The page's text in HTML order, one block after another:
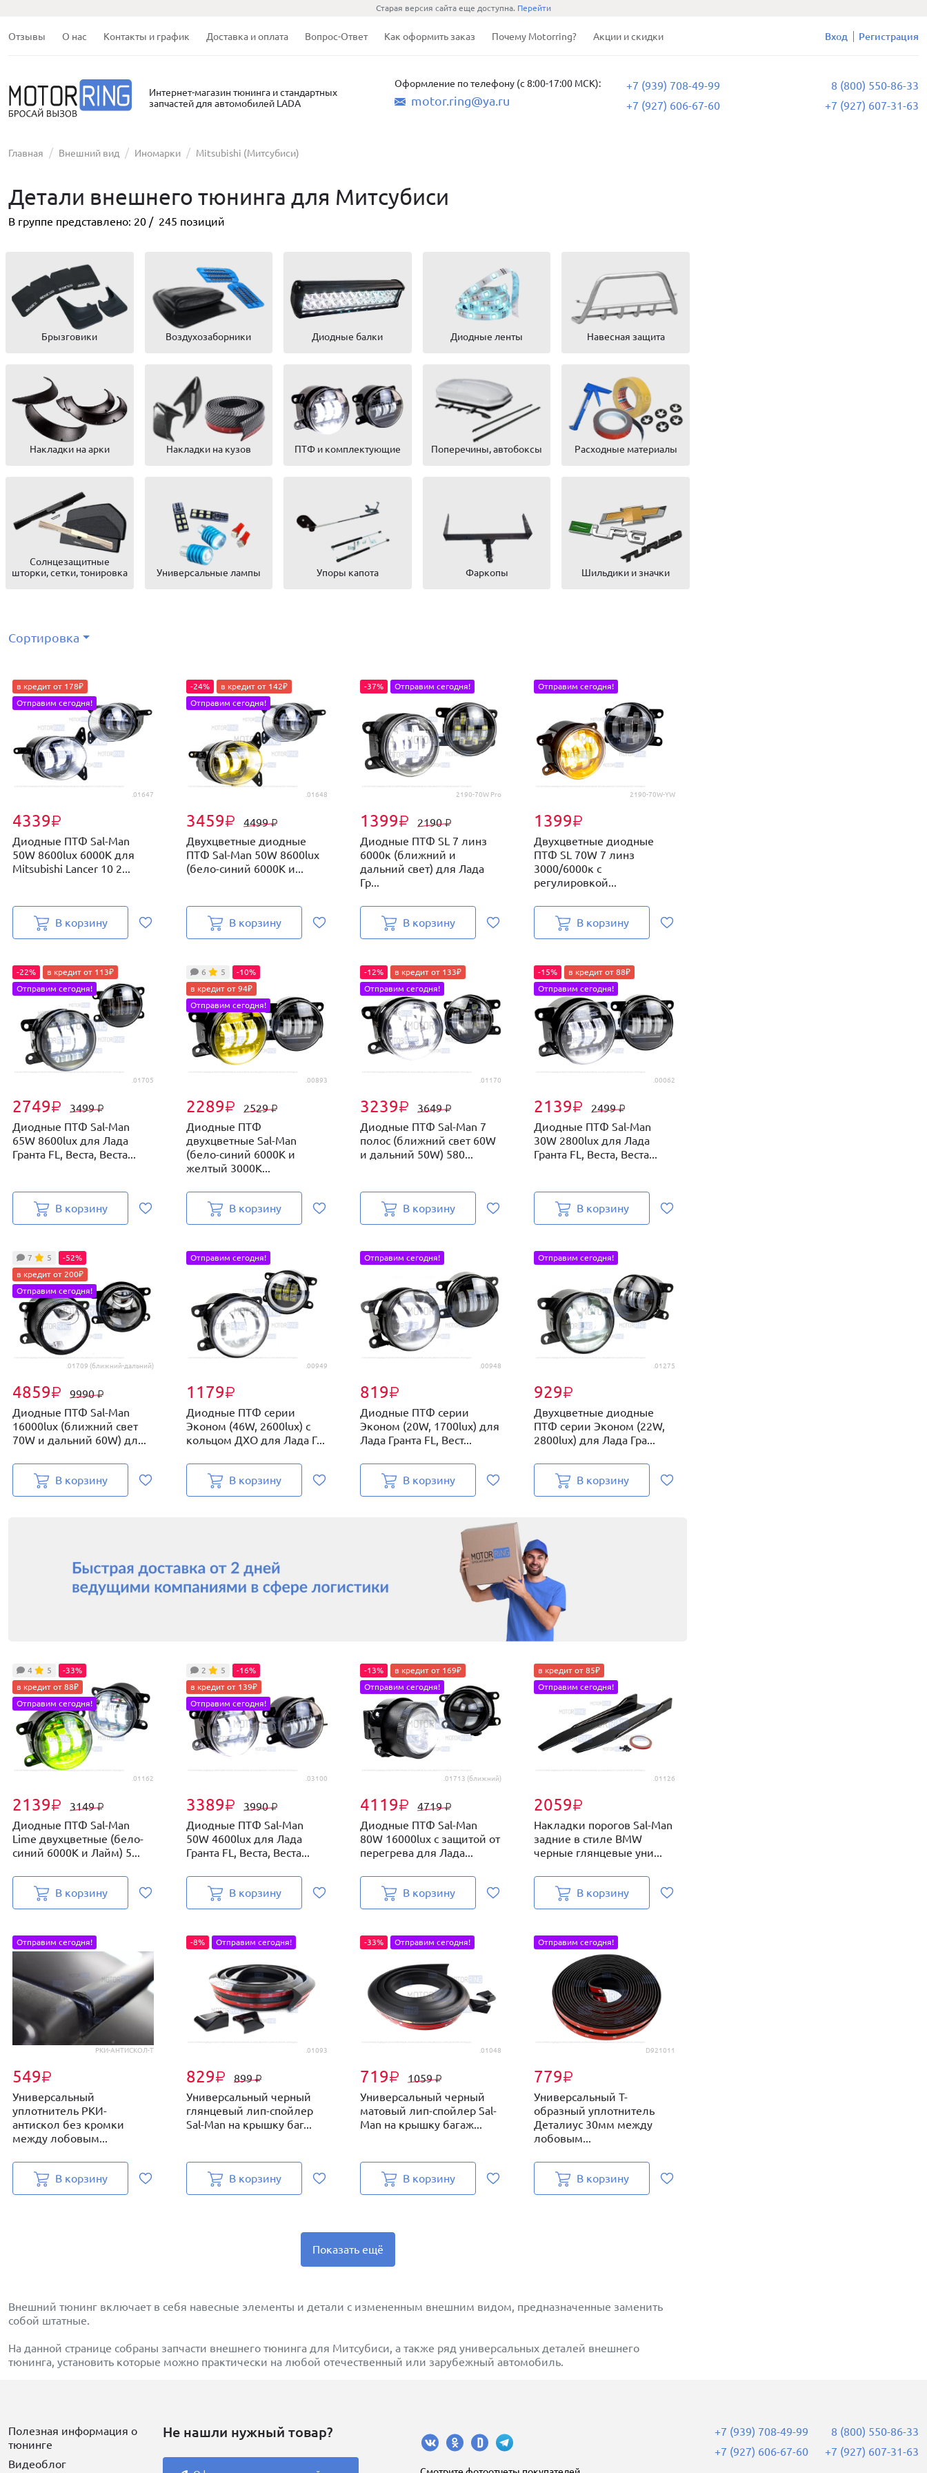
Старая версия сайта еще доступна. Перейти
Отзывы О нас Контакты и график Доставка и оплата Вопрос-Ответ Как оформить заказ Почему Motorring? Акции и скидки Вход Регистрация
Интернет-магазин тюнинга и стандартных
запчастей для автомобилей LADA
Оформление по телефону (с 8:00-17:00 МСК):
motor.ring@ya.ru
+7 (939) 708-49-99
+7 (927) 606-67-60
8 (800) 550-86-33
+7 (927) 607-31-63
Главная Внешний вид Иномарки Mitsubishi (Митсубиси)
Детали внешнего тюнинга для Митсубиси
В группе представлено: 20 / 245 позиций
Брызговики Воздухозаборники Диодные балки Диодные ленты Навесная защита
Накладки на арки Накладки на кузов ПТФ и комплектующие Поперечины, автобоксы Расходные материалы
Солнцезащитные
шторки, сетки, тонировка
Универсальные лампы Упоры капота Фаркопы Шильдики и значки
Сортировка
.01647
4339₽
в кредит от 178₽
Отправим сегодня!
Диодные ПТФ Sal-Man
50W 8600lux 6000К для
Mitsubishi Lancer 10 2...
В корзину
.01648
3459₽ 4499₽
-24%
в кредит от 142₽
Отправим сегодня!
Двухцветные диодные
ПТФ Sal-Man 50W 8600lux
(бело-синий 6000К и...
В корзину
2190-70W Pro
1399₽ 2190₽
-37% Отправим сегодня!
Диодные ПТФ SL 7 линз
6000к (ближний и
дальний свет) для Лада
Гр...
В корзину
2190-70W-YW
1399₽
Отправим сегодня!
Двухцветные диодные
ПТФ SL 70W 7 линз
3000/6000к с
регулировкой...
В корзину
.01705
2749₽ 3499₽
-22%
в кредит от 113₽
Отправим сегодня!
Диодные ПТФ Sal-Man
65W 8600lux для Лада
Гранта FL, Веста, Веста...
В корзину
.00893
2289₽ 2529₽
6 5
-10%
в кредит от 94₽
Отправим сегодня!
Диодные ПТФ
двухцветные Sal-Man
(бело-синий 6000К и
желтый 3000К...
В корзину
.01170
3239₽ 3649₽
-12%
в кредит от 133₽
Отправим сегодня!
Диодные ПТФ Sal-Man 7
полос (ближний свет 60W
и дальний 50W) 580...
В корзину
.00062
2139₽ 2499₽
-15%
в кредит от 88₽
Отправим сегодня!
Диодные ПТФ Sal-Man
30W 2800lux для Лада
Гранта FL, Веста, Веста...
В корзину
.01709 (ближний-дальний)
4859₽ 9990₽
7 5
-52%
в кредит от 200₽
Отправим сегодня!
Диодные ПТФ Sal-Man
16000lux (ближний свет
70W и дальний 60W) дл...
В корзину
.00949
1179₽
Отправим сегодня!
Диодные ПТФ серии
Эконом (46W, 2600lux) с
кольцом ДХО для Лада Г...
В корзину
.00948
819₽
Отправим сегодня!
Диодные ПТФ серии
Эконом (20W, 1700lux) для
Лада Гранта FL, Вест...
В корзину
.01275
929₽
Отправим сегодня!
Двухцветные диодные
ПТФ серии Эконом (22W,
2800lux) для Лада Гра...
В корзину
.01162
2139₽ 3149₽
4 5
-33%
в кредит от 88₽
Отправим сегодня!
Диодные ПТФ Sal-Man
Lime двухцветные (бело-
синий 6000К и Лайм) 5...
В корзину
.03100
3389₽ 3990₽
2 5
-16%
в кредит от 139₽
Отправим сегодня!
Диодные ПТФ Sal-Man
50W 4600lux для Лада
Гранта FL, Веста, Веста...
В корзину
.01713 (ближний)
4119₽ 4719₽
-13%
в кредит от 169₽
Отправим сегодня!
Диодные ПТФ Sal-Man
80W 16000lux с защитой от
перегрева для Лада...
В корзину
.01126
2059₽
в кредит от 85₽
Отправим сегодня!
Накладки порогов Sal-Man
задние в стиле BMW
черные глянцевые уни...
В корзину
РКИ-АНТИСКОЛ-Т
549₽
Отправим сегодня!
Универсальный
уплотнитель РКИ-
антискол без кромки
между лобовым...
В корзину
.01093
829₽ 899₽
-8% Отправим сегодня!
Универсальный черный
глянцевый лип-спойлер
Sal-Man на крышку баг...
В корзину
.01048
719₽ 1059₽
-33% Отправим сегодня!
Универсальный черный
матовый лип-спойлер Sal-
Man на крышку багаж...
В корзину
D921011
779₽
Отправим сегодня!
Универсальный Т-
образный уплотнитель
Деталиус 30мм между
лобовым...
В корзину
Показать ещё
Внешний тюнинг включает в себя навесные элементы и детали с измененным внешним видом, предназначенные заменить
собой штатные.
На данной странице собраны запчасти внешнего тюнинга для Митсубиси, а также ряд универсальных деталей внешнего
тюнинга, установить которые можно практически на любой отечественный или зарубежный автомобиль.
Полезная информация о
тюнинге
Видеоблог
Не нашли нужный товар?
+7 (939) 708-49-99
+7 (927) 606-67-60
8 (800) 550-86-33
+7 (927) 607-31-63